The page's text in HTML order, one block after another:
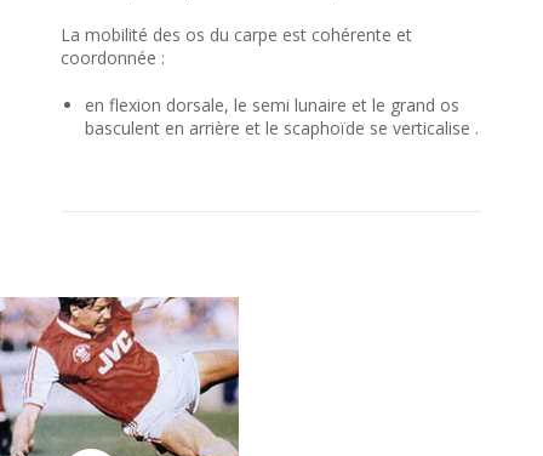
La mobilité des os du carpe est cohérente et
coordonnée :
en flexion dorsale, le semi lunaire et le grand os
basculent en arrière et le scaphoïde se verticalise .